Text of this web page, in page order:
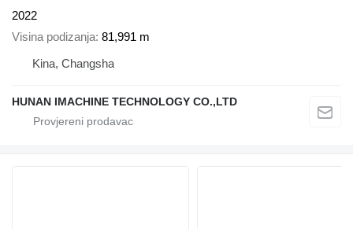
2022
Visina podizanja 81,991 m
Kina, Changsha
HUNAN IMACHINE TECHNOLOGY CO.,LTD